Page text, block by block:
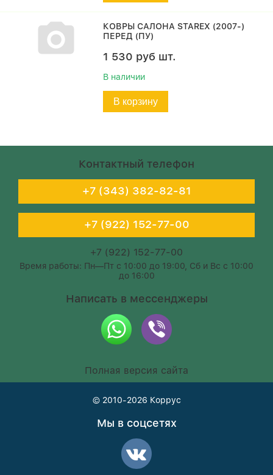
КОВРЫ САЛОНА STAREX (2007-)
ПЕРЕД (ПУ)
1 530 руб шт.
В наличии
В корзину
Контактный телефон
+7 (343) 382-82-81
+7 (922) 152-77-00
+7 (922) 152-77-00
Время работы: Пн—Пт с 10:00 до 19:00, Сб и Вс с 10:00
до 16:00
Написать в мессенджеры
Полная версия сайта
© 2010-2026 Коррус
Мы в соцсетях